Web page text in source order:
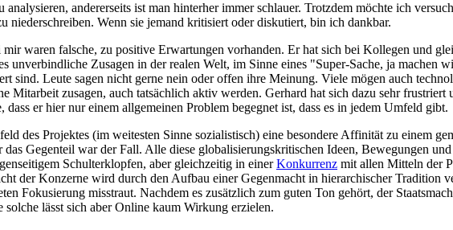
andererseits ist man hinterher immer schlauer. Trotzdem möchte ich
niederschreiben. Wenn sie jemand kritisiert oder diskutiert, bin ich dankbar.
mir waren falsche, zu positive Erwartungen vorhanden. Er hat sich bei Kollegen und
unverbindliche Zusagen in der realen Welt, im Sinne eines "Super-Sache, ja machen
sind. Leute sagen nicht gerne nein oder offen ihre Meinung. Viele mögen auch
Mitarbeit zusagen, auch tatsächlich aktiv werden. Gerhard hat sich dazu sehr frustriert
er hier nur einem allgemeinen Problem begegnet ist, dass es in jedem Umfeld gibt.
des Projektes (im weitesten Sinne sozialistisch) eine besondere Affinität zu einem
das Gegenteil war der Fall. Alle diese globalisierungskritischen Ideen, Bewegungen
Schulterklopfen, aber gleichzeitig in einerKonkurrenz mit allen Mitteln der
der Konzerne wird durch den Aufbau einer Gegenmacht in hierarchischer Tradition
Fokusierung misstraut. Nachdem es zusätzlich zum guten Ton gehört, der
lässt sich aber Online kaum Wirkung erzielen.